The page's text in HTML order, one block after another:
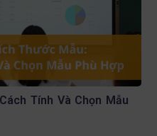
Tính Và Chọn Mẫu